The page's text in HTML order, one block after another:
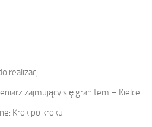
realizacji
zajmujący się granitem – Kielce
Krok po kroku